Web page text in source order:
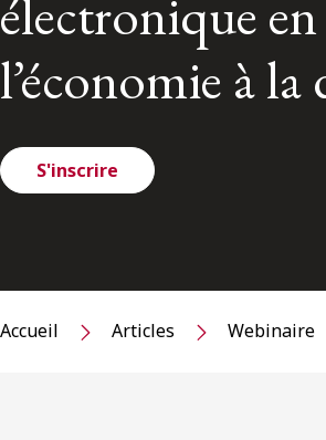
électronique
l’économie à la
S'inscrire
Accueil Articles Webinaire